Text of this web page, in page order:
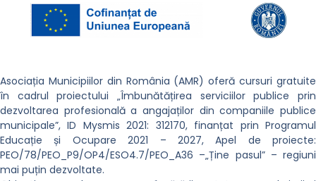
Asociația Municipiilor din România (AMR) oferă cursuri gratuite
în cadrul proiectului „Îmbunătățirea serviciilor publice prin
dezvoltarea profesională a angajaților din companiile publice
municipale”, ID Mysmis 2021: 312170, finanțat prin Programul
Educație și Ocupare 2021 – 2027, Apel de proiecte:
PEO/78/PEO_P9/OP4/ESO4.7/PEO_A36 –„Ține pasul” – regiuni
mai puțin dezvoltate.